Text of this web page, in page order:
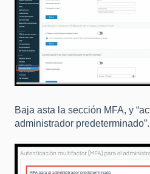
Baja asta la sección MFA, y
administrador predeterminado”.